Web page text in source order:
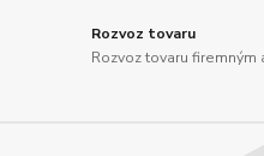
Rozvoz tovaru
Rozvoz tovaru firemným